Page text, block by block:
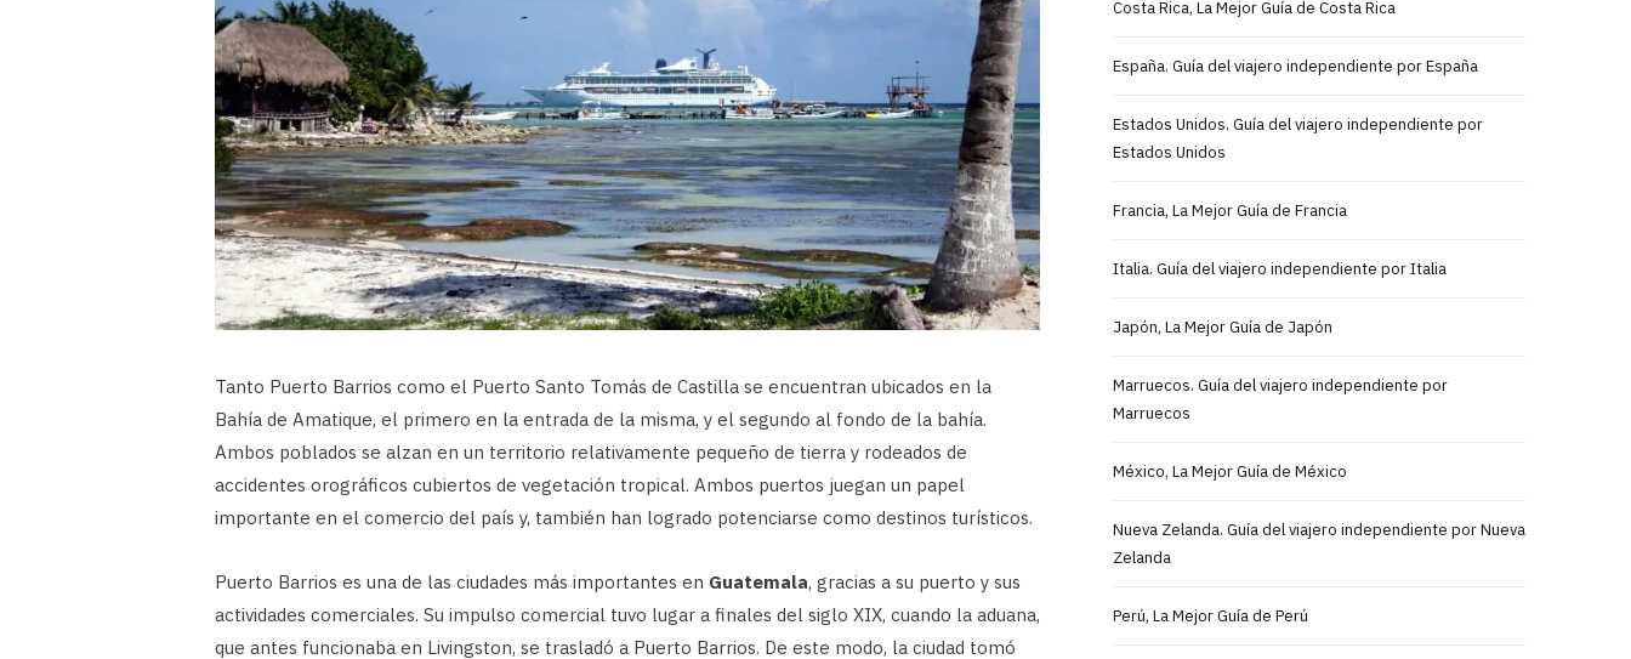
Tanto Puerto Barrios como el Puerto Santo Tomás de Castilla se encuentran ubicados en la
Bahía de Amatique, el primero en la entrada de la misma, y el segundo al fondo de la bahía.
Ambos poblados se alzan en un territorio relativamente pequeño de tierra y rodeados de
accidentes orográficos cubiertos de vegetación tropical. Ambos puertos juegan un papel
importante en el comercio del país y, también han logrado potenciarse como destinos turísticos.
Puerto Barrios es una de las ciudades más importantes en Guatemala, gracias a su puerto y sus
actividades comerciales. Su impulso comercial tuvo lugar a finales del siglo XIX, cuando la aduana,
que antes funcionaba en Livingston, se trasladó a Puerto Barrios. De este modo, la ciudad tomó
Costa Rica, La Mejor Guía de Costa Rica
España. Guía del viajero independiente por España
Estados Unidos. Guía del viajero independiente por
Estados Unidos
Francia, La Mejor Guía de Francia
Italia. Guía del viajero independiente por Italia
Japón, La Mejor Guía de Japón
Marruecos. Guía del viajero independiente por
Marruecos
México, La Mejor Guía de México
Nueva Zelanda. Guía del viajero independiente por Nueva
Zelanda
Perú, La Mejor Guía de Perú